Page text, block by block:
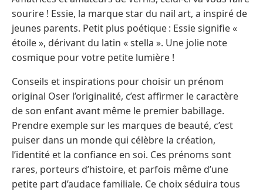
sourire ! Essie, la marque star du nail art, a inspiré de
jeunes parents. Petit plus poétique : Essie signifie «
étoile », dérivant du latin « stella ». Une jolie note
cosmique pour votre petite lumière !
Conseils et inspirations pour choisir un prénom
original Oser l’originalité, c’est affirmer le caractère
de son enfant avant même le premier babillage.
Prendre exemple sur les marques de beauté, c’est
puiser dans un monde qui célèbre la création,
l’identité et la confiance en soi. Ces prénoms sont
rares, porteurs d’histoire, et parfois même d’une
petite part d’audace familiale. Ce choix séduira tous